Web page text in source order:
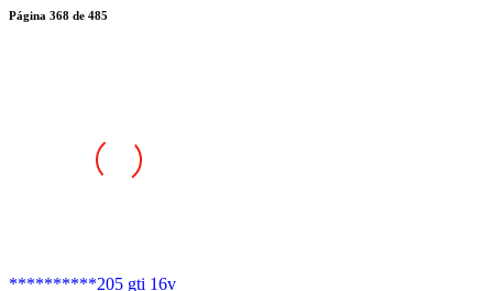
Página 368 de 485
**********205 gti 16v